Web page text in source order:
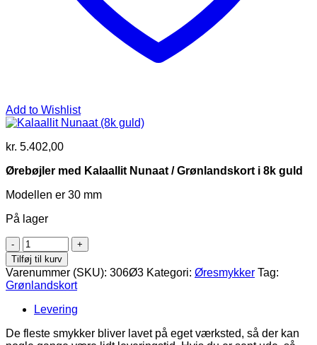
Add to Wishlist
kr. 5.402,00
Ørebøjler med Kalaallit Nunaat / Grønlandskort i 8k guld
Modellen er 30 mm
På lager
Kalaallit
Nunaat
(8k
guld)
antal
Tilføj til kurv
Varenummer (SKU): 306Ø3 Kategori: Øresmykker Tag:
Grønlandskort
Levering
De fleste smykker bliver lavet på eget værksted, så der kan